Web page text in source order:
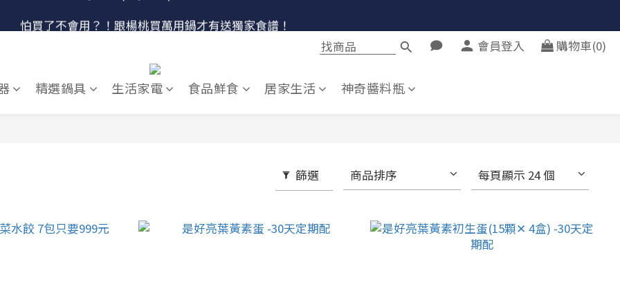
🔴最後100組↘$1780 (原$2180) HausChef 十合一全能鍋
怕買了不會用？！跟楊桃買萬用鍋才有送獨家食譜！
🔴最後100組↘$1780 (原$2180) HausChef 十合一全能鍋
會員登入 購物車(0)
精選鍋具 生活家電 食品鮮食 居家生活 神奇醬料瓶
篩選 商品排序 每頁顯示 24 個